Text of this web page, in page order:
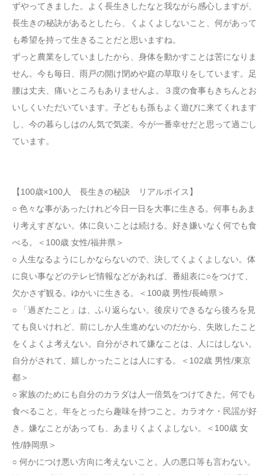
ずやってきました。よく長生きしたなと我ながら感心しますが、
長生きの秘訣があるとしたら、くよくよしないこと、何があって
も希望を持って生きることだと思いますね。
ずっと農業をしていましたから、身体を動かすことは苦になりま
せん。今も毎日、雨戸の開け閉めや庭の草取りをしています。足
腰は丈夫、痛いところもありませんよ。３度の食事もきちんとお
いしくいただいています。子どもも孫もよく遊びに来てくれます
し、今の暮らしはのん気で気楽。今が一番幸せだと思って過ごし
ています。
【100歳×100人 長生きの秘訣 リアルボイス】
○ 色々な事があったけれど今日一日を大事に生きる。何事もあま
り考えすぎない。体に良いことは続ける。好き嫌いなく何でも食
べる。＜100歳 女性/福井県＞
○ 人生なるようにしかならないので、決してくよくよしない。体
に良い事などのテレビ情報などがあれば、番組表に○をつけて、
欠かさず観る。ゆかいに生きる。＜100歳 男性/長崎県＞
○ 「過ぎたこと」は、ふり返らない。後戻りできるなら後ろを見
ても良いけれど、前にしか人生進めないのだから、失敗したこと
をくよくよ考えない。自分がされて嫌なことは、人にはしない。
自分がされて、嬉しかったことは人にする。＜102歳 男性/東京
都＞
○ 家族のためにも自分のカラダは人一倍気をつけてきた。何でも
食べること。年をとったら趣味を持つこと。カラオケ・民謡が好
き。嫌なことがあっても、あまりくよくよしない。＜100歳 女
性/静岡県＞
○ 何かにつけ悪い方向に考えないこと。人の悪口等も言わない。